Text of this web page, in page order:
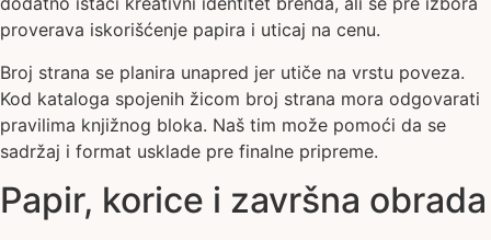
proverava iskorišćenje papira i uticaj na cenu.
Broj strana se planira unapred jer utiče na vrstu poveza.
Kod kataloga spojenih žicom broj strana mora odgovarati
pravilima knjižnog bloka. Naš tim može pomoći da se
sadržaj i format usklade pre finalne pripreme.
Papir, korice i završna obrada